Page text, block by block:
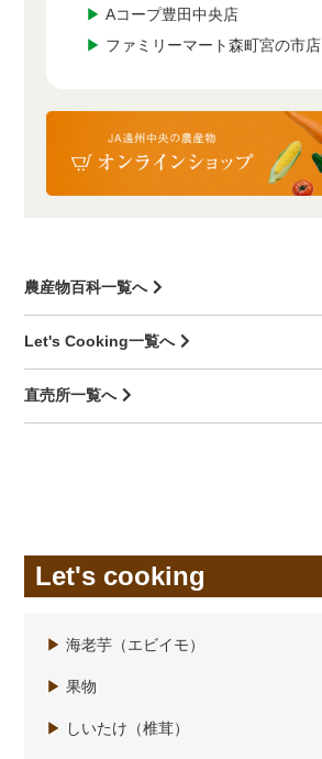
▶ Aコープ豊田中央店
▶ ファミリーマート森町宮の市店
農産物百科一覧へ
Let's Cooking一覧へ
直売所一覧へ
Let's cooking
▶ 海老芋（エビイモ）
▶ 果物
▶ しいたけ（椎茸）